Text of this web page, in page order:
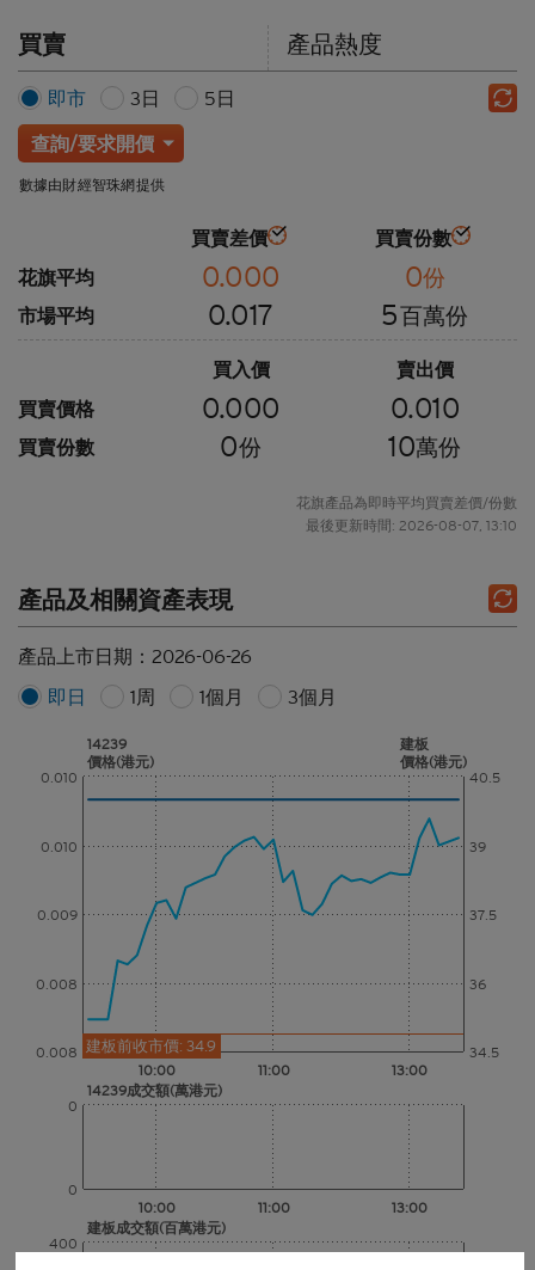
買賣 產品熱度
即市 3日 5日
查詢/要求開價
數據由財經智珠網提供
買賣差價
買賣份數
花旗平均
0.000 0份
市場平均 0.017 5百萬份
買入價
賣出價
買賣價格
0.000 0.010
買賣份數 0份 10萬份
花旗產品為即時平均買賣差價/份數
最後更新時間: 2026-08-07, 13:10
產品及相關資產表現
產品上市日期： 2026-06-26
即日
1周 1個月 3個月
14239
價格(港元)
建板
價格(港元)
14239成交額(萬港元)
建板成交額(百萬港元)
10:00 11:00 13:00
10:00 11:00 13:00
0.008
0.008
0.009
0.010
0.010
34.5
36
37.5
39
40.5
0
0
400
建板前收市價: 34.9